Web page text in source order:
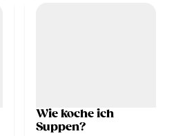
Wie koche ich
Suppen?